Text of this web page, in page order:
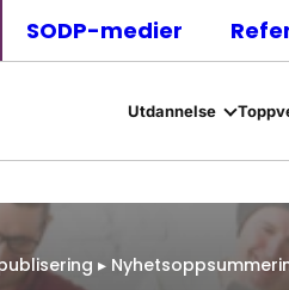
SODP-medier
Utdannelse
▸